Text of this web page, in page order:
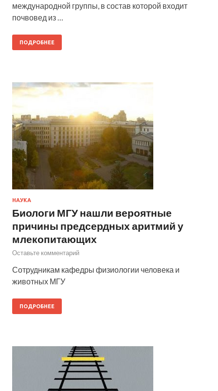
международной группы, в состав которой входит
почвовед из …
ПОДРОБНЕЕ
НАУКА
Биологи МГУ нашли вероятные
причины предсердных аритмий у
млекопитающих
Оставьте комментарий
Сотрудникам кафедры физиологии человека и
животных МГУ
ПОДРОБНЕЕ